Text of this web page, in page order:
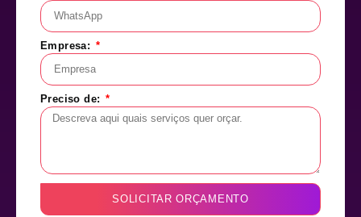
Empresa:
Preciso de:
SOLICITAR ORÇAMENTO